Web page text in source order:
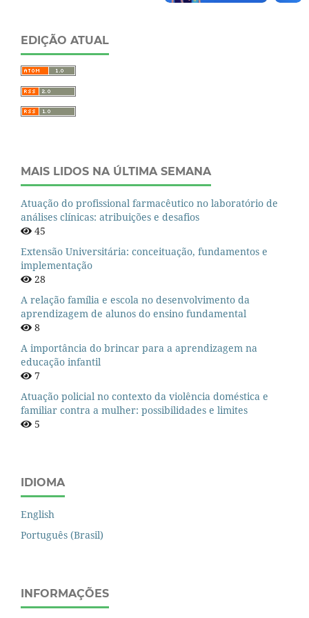
EDIÇÃO ATUAL
MAIS LIDOS NA ÚLTIMA SEMANA
Atuação do profissional farmacêutico no laboratório de
análises clínicas: atribuições e desafios
45
Extensão Universitária: conceituação, fundamentos e
implementação
28
A relação família e escola no desenvolvimento da
aprendizagem de alunos do ensino fundamental
8
A importância do brincar para a aprendizagem na
educação infantil
7
Atuação policial no contexto da violência doméstica e
familiar contra a mulher: possibilidades e limites
5
IDIOMA
English
Português (Brasil)
INFORMAÇÕES